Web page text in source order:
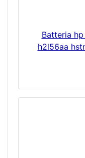
Batteria
h2l56aa